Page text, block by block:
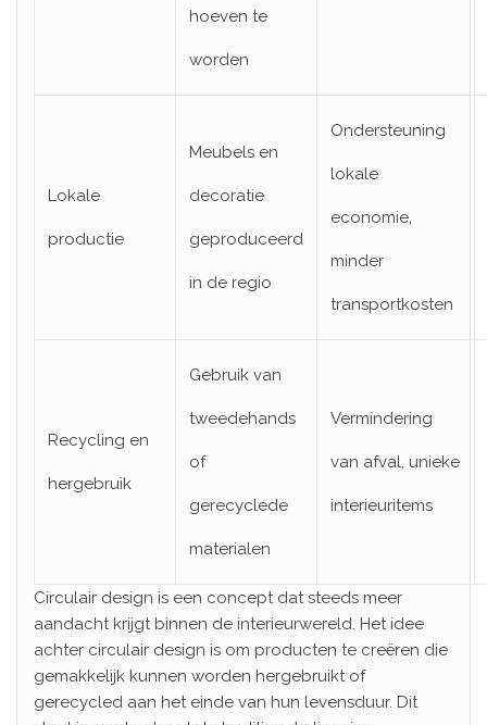
hoeven te
worden
Lokale
productie
Meubels en
decoratie
geproduceerd
in de regio
Ondersteuning
lokale
economie,
minder
transportkosten
Recycling en
hergebruik
Gebruik van
tweedehands
of
gerecyclede
materialen
Vermindering
van afval, unieke
interieuritems
Circulair design is een concept dat steeds meer
aandacht krijgt binnen de interieurwereld. Het idee
achter circulair design is om producten te creëren die
gemakkelijk kunnen worden hergebruikt of
gerecycled aan het einde van hun levensduur. Dit